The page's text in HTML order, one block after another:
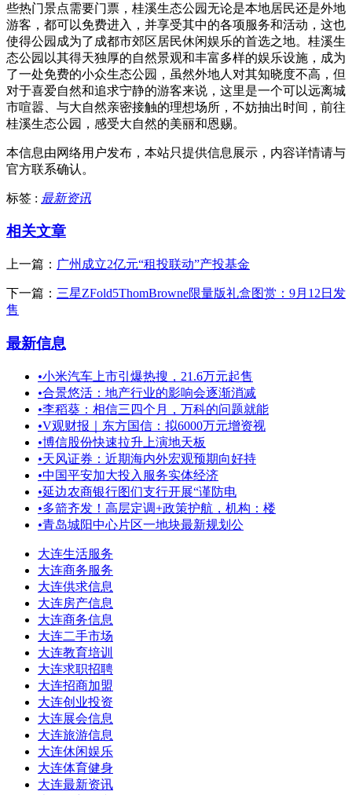
些热门景点需要门票，桂溪生态公园无论是本地居民还是外地
游客，都可以免费进入，并享受其中的各项服务和活动，这也
使得公园成为了成都市郊区居民休闲娱乐的首选之地。桂溪生
态公园以其得天独厚的自然景观和丰富多样的娱乐设施，成为
了一处免费的小众生态公园，虽然外地人对其知晓度不高，但
对于喜爱自然和追求宁静的游客来说，这里是一个可以远离城
市喧嚣、与大自然亲密接触的理想场所，不妨抽出时间，前往
桂溪生态公园，感受大自然的美丽和恩赐。
本信息由网络用户发布， 本站只提供信息展示，内容详情请与
官方联系确认。
标签 : 最新资讯
相关文章
上一篇： 广州成立2亿元“租投联动”产投基金
下一篇： 三星ZFold5ThomBrowne限量版礼盒图赏：9月12日发
售
最新信息
•小米汽车上市引爆热搜，21.6万元起售
•合景悠活：地产行业的影响会逐渐消减
•李稻葵：相信三四个月，万科的问题就能
•V观财报｜东方国信：拟6000万元增资视
•博信股份快速拉升上演地天板
•天风证券：近期海内外宏观预期向好持
•中国平安加大投入服务实体经济
•延边农商银行图们支行开展“谨防电
•多箭齐发！高层定调+政策护航，机构：楼
•青岛城阳中心片区一地块最新规划公
大连生活服务
大连商务服务
大连供求信息
大连房产信息
大连商务信息
大连二手市场
大连教育培训
大连求职招聘
大连招商加盟
大连创业投资
大连展会信息
大连旅游信息
大连休闲娱乐
大连体育健身
大连最新资讯